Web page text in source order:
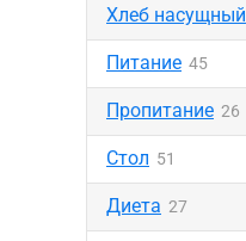
Хлеб насущный
Питание 45
Пропитание 26
Стол 51
Диета 27